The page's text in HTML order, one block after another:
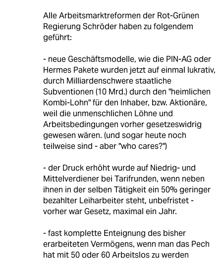
Alle Arbeitsmarktreformen der Rot-Grünen
Regierung Schröder haben zu folgendem
geführt:
- neue Geschäftsmodelle, wie die PIN-AG oder
Hermes Pakete wurden jetzt auf einmal lukrativ,
durch Milliardenschwere staatliche
Subventionen (10 Mrd.) durch den "heimlichen
Kombi-Lohn" für den Inhaber, bzw. Aktionäre,
weil die unmenschlichen Löhne und
Arbeitsbedingungen vorher gesetzeswidrig
gewesen wären. (und sogar heute noch
teilweise sind - aber "who cares?")
- der Druck erhöht wurde auf Niedrig- und
Mittelverdiener bei Tarifrunden, wenn neben
ihnen in der selben Tätigkeit ein 50% geringer
bezahlter Leiharbeiter steht, unbefristet -
vorher war Gesetz, maximal ein Jahr.
- fast komplette Enteignung des bisher
erarbeiteten Vermögens, wenn man das Pech
hat mit 50 oder 60 Arbeitslos zu werden